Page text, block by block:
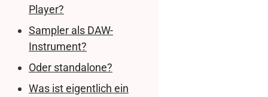
Player?
Sampler als DAW-
Instrument?
Oder standalone?
Was ist eigentlich ein